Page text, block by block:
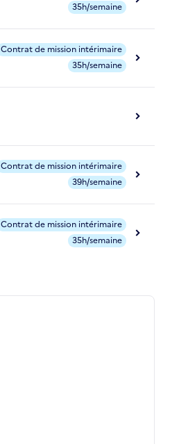
35h/semaine
Contrat de mission intérimaire
35h/semaine
Contrat de mission intérimaire
39h/semaine
Contrat de mission intérimaire
35h/semaine